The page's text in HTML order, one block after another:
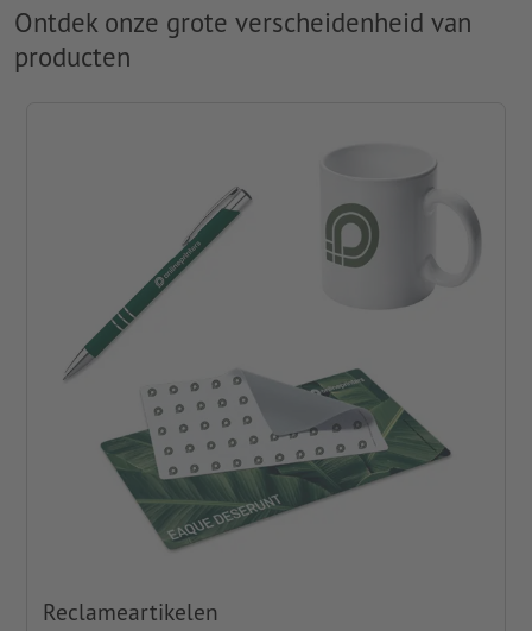
Ontdek onze grote verscheidenheid van
producten
Reclameartikelen